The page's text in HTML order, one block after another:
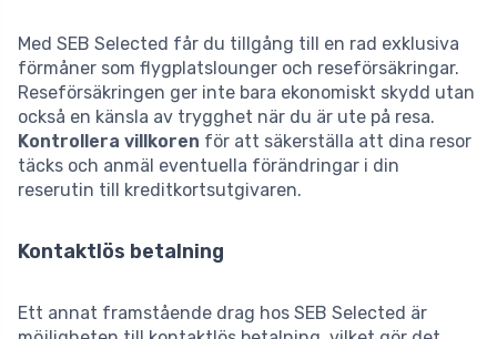
Med SEB Selected får du tillgång till en rad exklusiva
förmåner som flygplatslounger och reseförsäkringar.
Reseförsäkringen ger inte bara ekonomiskt skydd utan
också en känsla av trygghet när du är ute på resa.
Kontrollera villkoren för att säkerställa att dina resor
täcks och anmäl eventuella förändringar i din
reserutin till kreditkortsutgivaren.
Kontaktlös betalning
Ett annat framstående drag hos SEB Selected är